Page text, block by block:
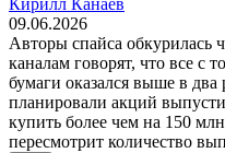
Кирилл Канаев
09.06.2026
Авторы спайса обкурилась
каналам говорят, что все с
бумаги оказался выше в
планировали акций
купить более чем на 150
пересмотрит количество